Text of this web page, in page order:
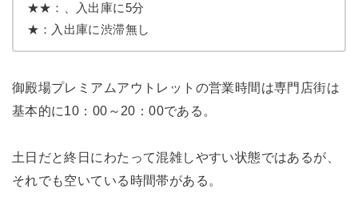
★★：、入出庫に5分
★：入出庫に渋滞無し
御殿場プレミアムアウトレットの営業時間は専門店街は
基本的に10：00～20：00である。
土日だと終日にわたって混雑しやすい状態ではあるが、
それでも空いている時間帯がある。